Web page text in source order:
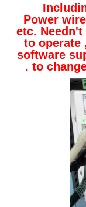
Power
etc.
to operate
software
to